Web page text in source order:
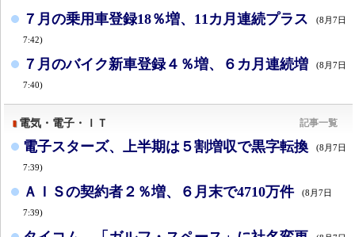
７月の乗用車登録18％増、11カ月連続プラス (8月7日
7:42)
７月のバイク新車登録４％増、６カ月連続増 (8月7日
7:40)
電気・電子・ＩＴ 記事一覧
電子スターズ、上半期は５割増収で黒字転換 (8月7日
7:39)
ＡＩＳの契約者２％増、６月末で4710万件 (8月7日
7:39)